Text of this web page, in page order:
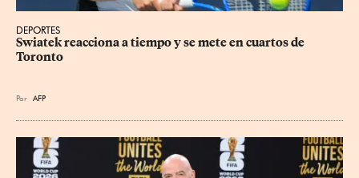
DEPORTES
Swiatek reacciona a tiempo y se mete en cuartos de
Toronto
Por AFP